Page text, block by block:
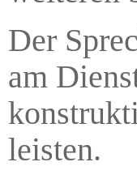
Der
am
leisten.